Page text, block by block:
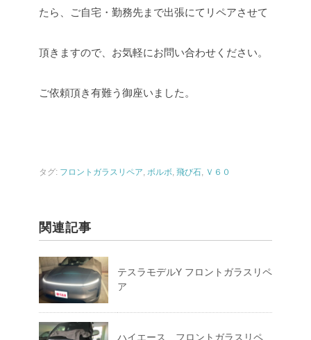
たら、ご自宅・勤務先まで出張にてリペアさせて
頂きますので、お気軽にお問い合わせください。
ご依頼頂き有難う御座いました。
タグ: フロントガラスリペア, ボルボ, 飛び石, Ｖ６０
関連記事
テスラモデルY フロントガラスリペ
ア
ハイエース フロントガラスリペ